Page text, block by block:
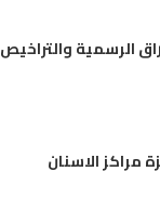
الرسمية والتراخيص
مراكز الاسنان